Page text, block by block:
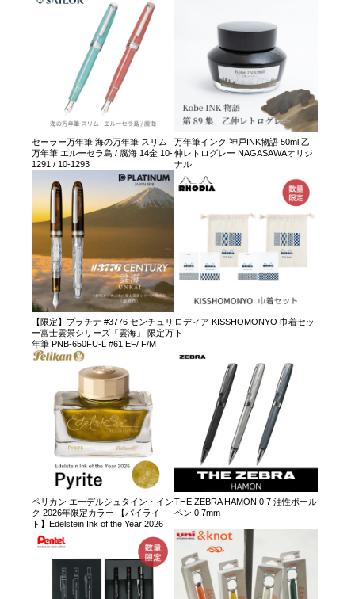
セーラー万年筆 海の万年筆 スリム
万年筆 エルーセラ島 / 腐海 14金 10-
1291 / 10-1293
万年筆インク 神戸INK物語 50ml 乙
仲レトログレー NAGASAWAオリジ
ナル
【限定】プラチナ #3776 センチュリ
ー富士雲景シリーズ「雲海」 限定万
年筆 PNB-650FU-L #61 EF/ F/M
ロディア KISSHOMONYO 巾着セッ
ト
ペリカン エーデルシュタイン・イン
ク 2026年限定カラー 【パイライ
ト】Edelstein Ink of the Year 2026
THE ZEBRA HAMON 0.7 油性ボール
ペン 0.7mm